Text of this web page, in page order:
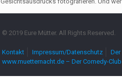
© 2019 Eure Mütter. All Rights Reserved.
Kontakt Impressum/Datenschutz
www.muetternacht.de – Der Comedy-Club